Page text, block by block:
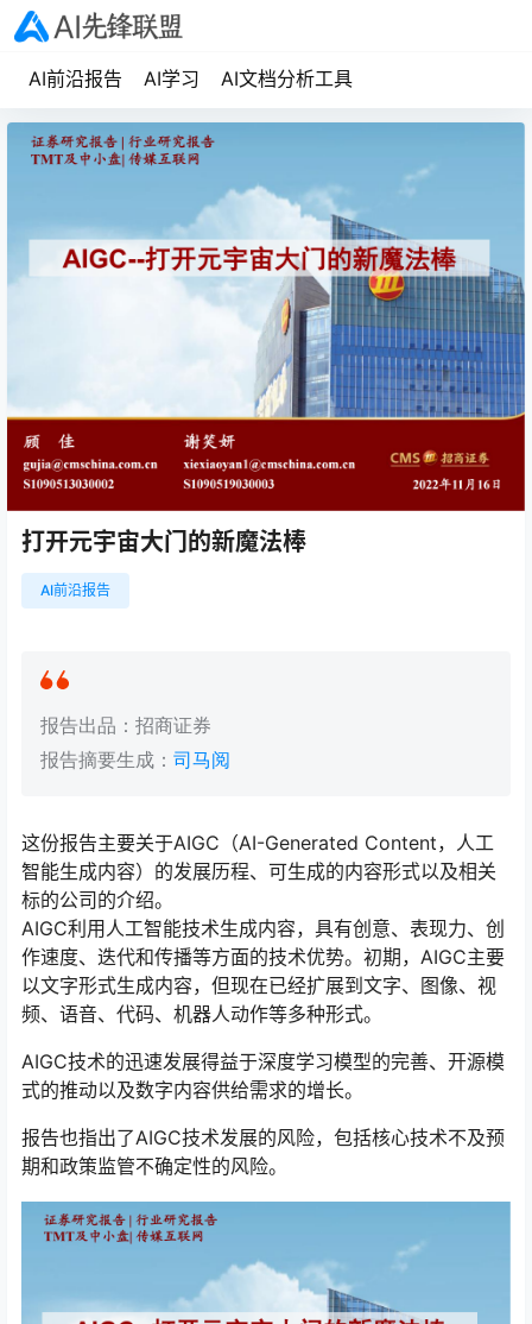
AI前沿报告 AI学习 AI文档分析工具
打开元宇宙大门的新魔法棒
AI前沿报告
报告出品：招商证券
报告摘要生成： 司马阅
这份报告主要关于AIGC（AI-Generated Content，人工
智能生成内容）的发展历程、可生成的内容形式以及相关
标的公司的介绍。
AIGC利用人工智能技术生成内容，具有创意、表现力、创
作速度、迭代和传播等方面的技术优势。初期，AIGC主要
以文字形式生成内容，但现在已经扩展到文字、图像、视
频、语音、代码、机器人动作等多种形式。
AIGC技术的迅速发展得益于深度学习模型的完善、开源模
式的推动以及数字内容供给需求的增长。
报告也指出了AIGC技术发展的风险，包括核心技术不及预
期和政策监管不确定性的风险。